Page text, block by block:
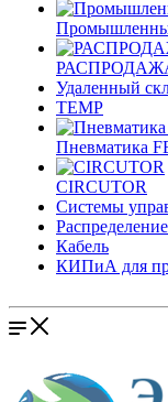
Удаленный
TEMP
Пневматика
CIRCUTOR
Системы
Кабель
КИПиА для